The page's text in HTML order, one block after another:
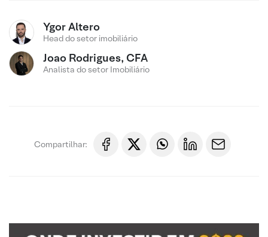
Ygor Altero
Head do setor imobiliário
Joao Rodrigues, CFA
Analista do setor Imobiliário
Compartilhar: